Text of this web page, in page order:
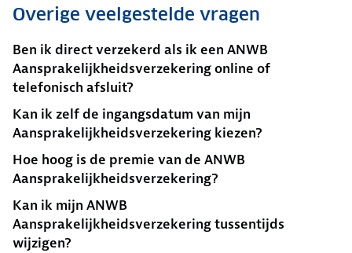
Overige veelgestelde vragen
Ben ik direct verzekerd als ik een ANWB
Aansprakelijkheidsverzekering online of
telefonisch afsluit?
Kan ik zelf de ingangsdatum van mijn
Aansprakelijkheidsverzekering kiezen?
Hoe hoog is de premie van de ANWB
Aansprakelijkheidsverzekering?
Kan ik mijn ANWB
Aansprakelijkheidsverzekering tussentijds
wijzigen?